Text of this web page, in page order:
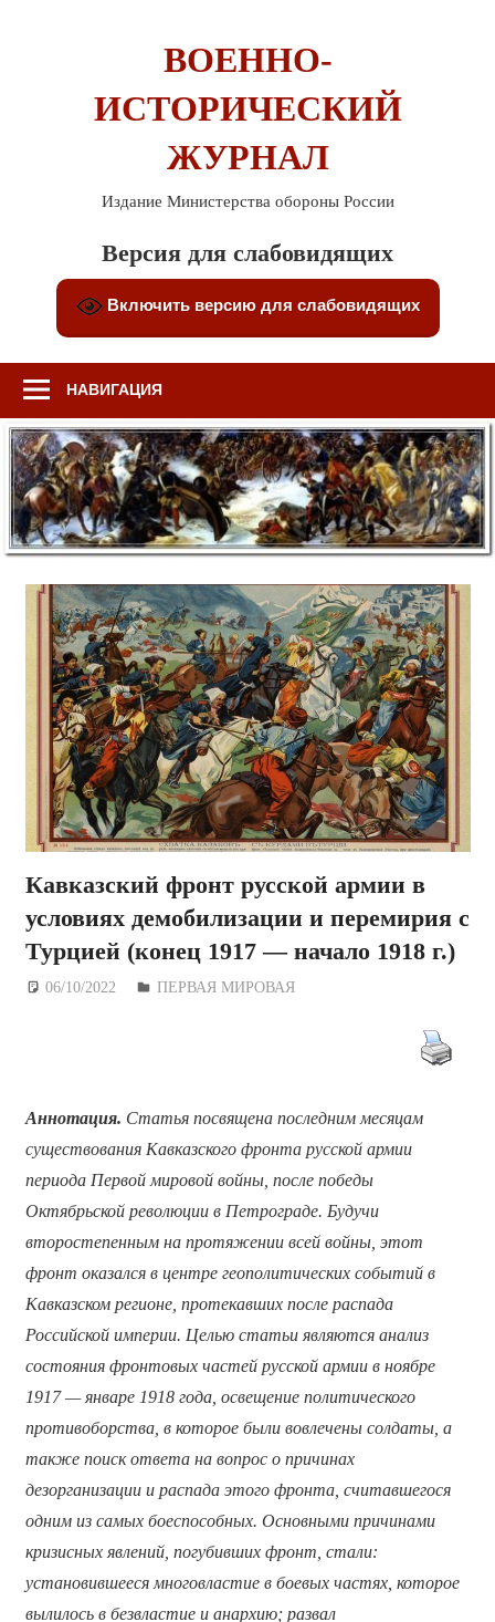
ВОЕННО-
ИСТОРИЧЕСКИЙ
ЖУРНАЛ
Издание Министерства обороны России
Версия для слабовидящих
Включить версию для слабовидящих
НАВИГАЦИЯ
Кавказский фронт русской армии в
условиях демобилизации и перемирия с
Турцией (конец 1917 — начало 1918 г.)
06/10/2022 Дежурный по Редакции
ПЕРВАЯ МИРОВАЯ
Аннотация. Статья посвящена последним месяцам
существования Кавказского фронта русской армии
периода Первой мировой войны, после победы
Октябрьской революции в Петрограде. Будучи
второстепенным на протяжении всей войны, этот
фронт оказался в центре геополитических событий в
Кавказском регионе, протекавших после распада
Российской империи. Целью статьи являются анализ
состояния фронтовых частей русской армии в ноябре
1917 — январе 1918 года, освещение политического
противоборства, в которое были вовлечены солдаты, а
также поиск ответа на вопрос о причинах
дезорганизации и распада этого фронта, считавшегося
одним из самых боеспособных. Основными причинами
кризисных явлений, погубивших фронт, стали:
установившееся многовластие в боевых частях, которое
вылилось в безвластие и анархию; развал